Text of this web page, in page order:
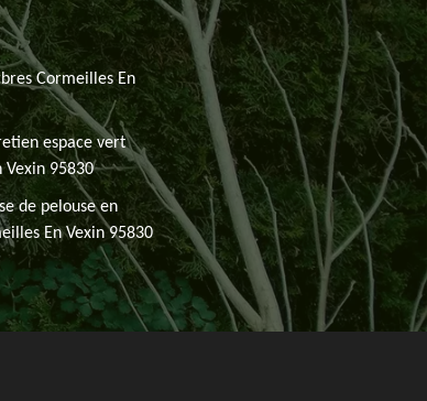
Cormeilles En
espace vert
Vexin 95830
de pelouse en
En Vexin 95830